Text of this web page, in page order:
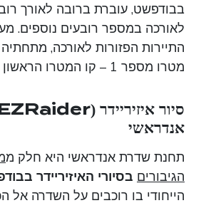
לאורכה במספר רובעים נוספים.
התיירות הפזורות לאורכה,
מטרו מספר 1 – קו המטרו הראשון שנבנה באירופה.
אנדראשי
תחנת שדרת אנדראשי היא חלק מ
הגיבורים בסיורי האיזיריידר
הייחודי בו רוכבים על השדרה אל